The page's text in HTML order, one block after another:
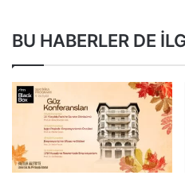
BU HABERLER DE